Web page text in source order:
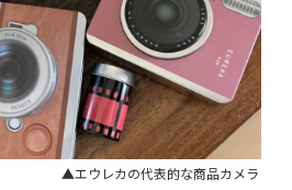
▲エウレカの代表的な商品カメラ